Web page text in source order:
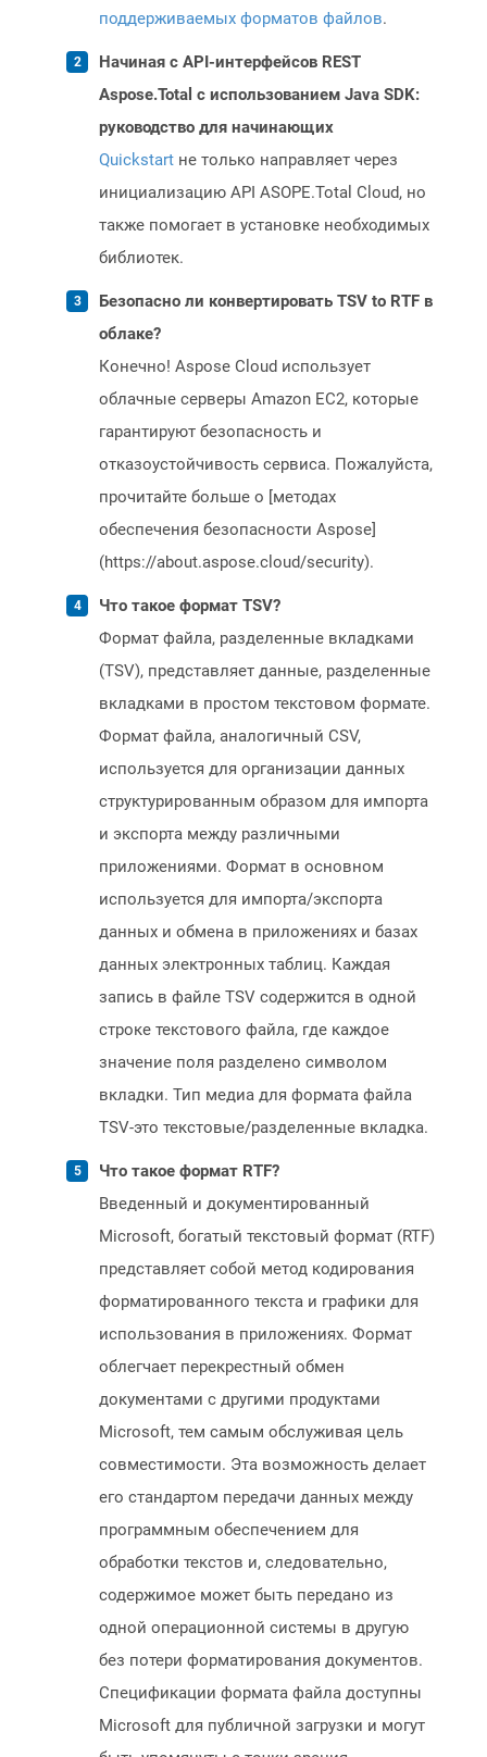
поддерживаемых форматов файлов.
Начиная с API-интерфейсов REST
Aspose.Total с использованием Java SDK:
руководство для начинающих
Quickstart не только направляет через
инициализацию API ASOPE.Total Cloud, но
также помогает в установке необходимых
библиотек.
Безопасно ли конвертировать TSV to RTF в
облаке?
Конечно! Aspose Cloud использует
облачные серверы Amazon EC2, которые
гарантируют безопасность и
отказоустойчивость сервиса. Пожалуйста,
прочитайте больше о [методах
обеспечения безопасности Aspose]
(https://about.aspose.cloud/security).
Что такое формат TSV?
Формат файла, разделенные вкладками
(TSV), представляет данные, разделенные
вкладками в простом текстовом формате.
Формат файла, аналогичный CSV,
используется для организации данных
структурированным образом для импорта
и экспорта между различными
приложениями. Формат в основном
используется для импорта/экспорта
данных и обмена в приложениях и базах
данных электронных таблиц. Каждая
запись в файле TSV содержится в одной
строке текстового файла, где каждое
значение поля разделено символом
вкладки. Тип медиа для формата файла
TSV-это текстовые/разделенные вкладка.
Что такое формат RTF?
Введенный и документированный
Microsoft, богатый текстовый формат (RTF)
представляет собой метод кодирования
форматированного текста и графики для
использования в приложениях. Формат
облегчает перекрестный обмен
документами с другими продуктами
Microsoft, тем самым обслуживая цель
совместимости. Эта возможность делает
его стандартом передачи данных между
программным обеспечением для
обработки текстов и, следовательно,
содержимое может быть передано из
одной операционной системы в другую
без потери форматирования документов.
Спецификации формата файла доступны
Microsoft для публичной загрузки и могут